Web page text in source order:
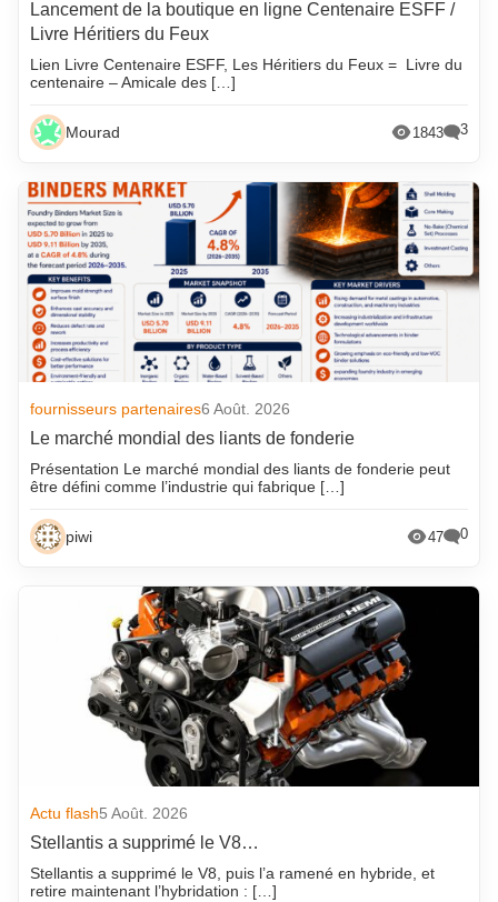
Lancement de la boutique en ligne Centenaire ESFF /
Livre Héritiers du Feux
Lien Livre Centenaire ESFF, Les Héritiers du Feux = Livre du
centenaire – Amicale des […]
Mourad 1843 3
fournisseurs partenaires6 Août. 2026
Le marché mondial des liants de fonderie
Présentation Le marché mondial des liants de fonderie peut
être défini comme l’industrie qui fabrique […]
piwi 47 0
Actu flash5 Août. 2026
Stellantis a supprimé le V8…
Stellantis a supprimé le V8, puis l’a ramené en hybride, et
retire maintenant l’hybridation : […]